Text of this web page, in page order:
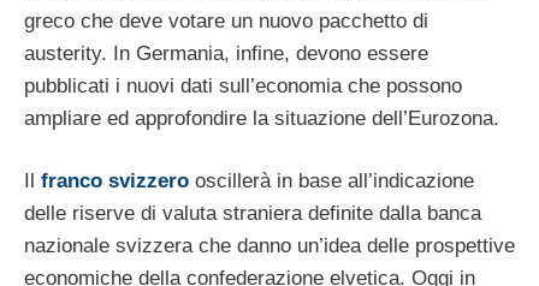
greco che deve votare un nuovo pacchetto di
austerity. In Germania, infine, devono essere
pubblicati i nuovi dati sull’economia che possono
ampliare ed approfondire la situazione dell’Eurozona.
franco svizzero oscillerà in base all’indicazione
delle riserve di valuta straniera definite dalla banca
nazionale svizzera che danno un’idea delle prospettive
economiche della confederazione elvetica. Oggi in